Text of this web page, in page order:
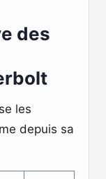
des
les
depuis sa